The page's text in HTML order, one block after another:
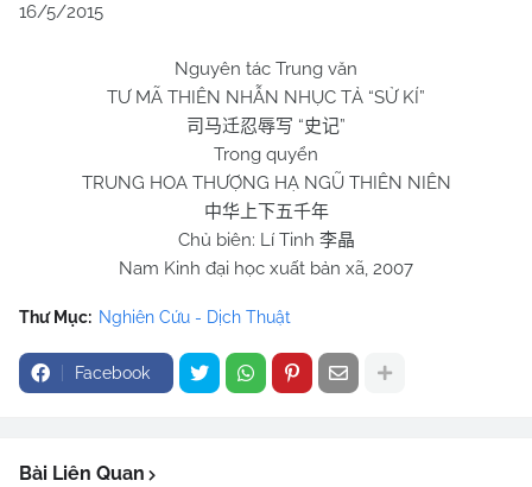
16/5/2015
Nguyên tác Trung văn
TƯ MÃ THIÊN NHẪN NHỤC TẢ “SỬ KÍ”
司马迁忍辱写 “史记”
Trong quyển
TRUNG HOA THƯỢNG HẠ NGŨ THIÊN NIÊN
中华上下五千年
Chủ biên: Lí Tinh 李晶
Nam Kinh đại học xuất bản xã, 2007
Thư Mục: Nghiên Cứu - Dịch Thuật
Facebook
Bài Liên Quan